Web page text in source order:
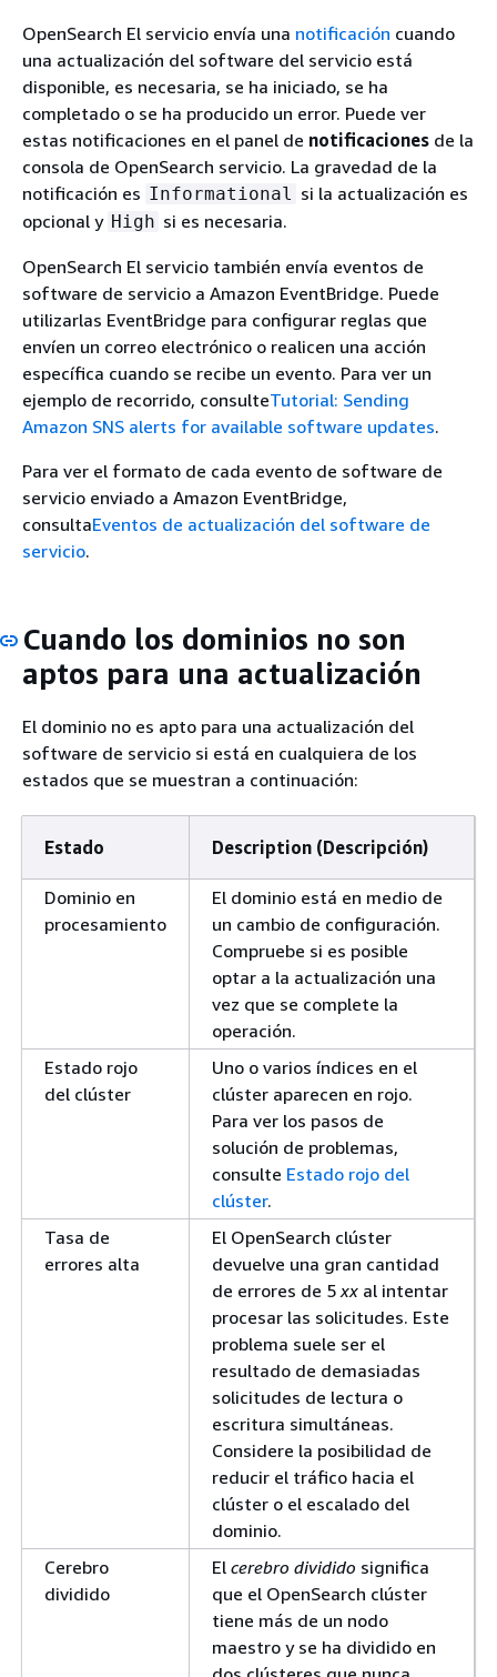
OpenSearch El servicio envía una notificación cuando
una actualización del software del servicio está
disponible, es necesaria, se ha iniciado, se ha
completado o se ha producido un error. Puede ver
estas notificaciones en el panel de notificaciones de la
consola de OpenSearch servicio. La gravedad de la
notificación es Informational si la actualización es
opcional y High si es necesaria.
OpenSearch El servicio también envía eventos de
software de servicio a Amazon EventBridge. Puede
utilizarlas EventBridge para configurar reglas que
envíen un correo electrónico o realicen una acción
específica cuando se recibe un evento. Para ver un
ejemplo de recorrido, consulteTutorial: Sending
Amazon SNS alerts for available software updates.
Para ver el formato de cada evento de software de
servicio enviado a Amazon EventBridge,
consultaEventos de actualización del software de
servicio.
Cuando los dominios no son
aptos para una actualización
El dominio no es apto para una actualización del
software de servicio si está en cualquiera de los
estados que se muestran a continuación:
Estado Description (Descripción)
Dominio en
procesamiento
El dominio está en medio de
un cambio de configuración.
Compruebe si es posible
optar a la actualización una
vez que se complete la
operación.
Estado rojo
del clúster
Uno o varios índices en el
clúster aparecen en rojo.
Para ver los pasos de
solución de problemas,
consulte Estado rojo del
clúster.
Tasa de
errores alta
El OpenSearch clúster
devuelve una gran cantidad
de errores de 5 xx al intentar
procesar las solicitudes. Este
problema suele ser el
resultado de demasiadas
solicitudes de lectura o
escritura simultáneas.
Considere la posibilidad de
reducir el tráfico hacia el
clúster o el escalado del
dominio.
Cerebro
dividido
El cerebro dividido significa
que el OpenSearch clúster
tiene más de un nodo
maestro y se ha dividido en